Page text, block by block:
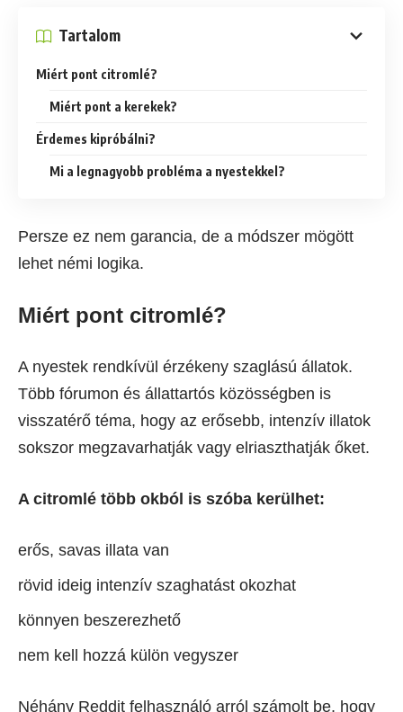
Tartalom
Miért pont citromlé?
Miért pont a kerekek?
Érdemes kipróbálni?
Mi a legnagyobb probléma a nyestekkel?
Persze ez nem garancia, de a módszer mögött
lehet némi logika.
Miért pont citromlé?
A nyestek rendkívül érzékeny szaglású állatok.
Több fórumon és állattartós közösségben is
visszatérő téma, hogy az erősebb, intenzív illatok
sokszor megzavarhatják vagy elriaszthatják őket.
A citromlé több okból is szóba kerülhet:
erős, savas illata van
rövid ideig intenzív szaghatást okozhat
könnyen beszerezhető
nem kell hozzá külön vegyszer
Néhány Reddit felhasználó arról számolt be, hogy